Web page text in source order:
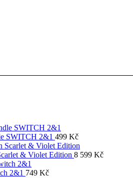
SWITCH 2&1 499 Kč
& Violet Edition 8 599 Kč
2&1 749 Kč